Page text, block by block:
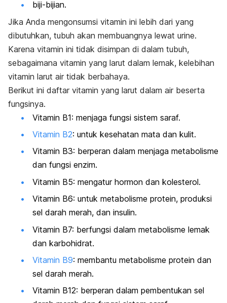
biji-bijian.
Jika Anda mengonsumsi vitamin ini lebih dari yang
dibutuhkan, tubuh akan membuangnya lewat urine.
Karena vitamin ini tidak disimpan di dalam tubuh,
sebagaimana vitamin yang larut dalam lemak, kelebihan
vitamin larut air tidak berbahaya.
Berikut ini daftar vitamin yang larut dalam air beserta
fungsinya.
Vitamin B1: menjaga fungsi sistem saraf.
Vitamin B2: untuk kesehatan mata dan kulit.
Vitamin B3: berperan dalam menjaga metabolisme
dan fungsi enzim.
Vitamin B5: mengatur hormon dan kolesterol.
Vitamin B6: untuk metabolisme protein, produksi
sel darah merah, dan insulin.
Vitamin B7: berfungsi dalam metabolisme lemak
dan karbohidrat.
Vitamin B9: membantu metabolisme protein dan
sel darah merah.
Vitamin B12: berperan dalam pembentukan sel